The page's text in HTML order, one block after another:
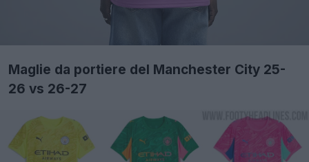
Maglie da portiere del Manchester City 25-
26 vs 26-27